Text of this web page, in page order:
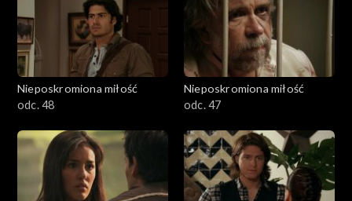
Nieposkromiona miłość
odc. 48
Nieposkromiona miłość
odc. 47